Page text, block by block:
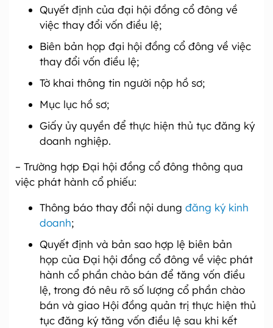
Quyết định của đại hội đồng cổ đông về
việc thay đổi vốn điều lệ;
Biên bản họp đại hội đồng cổ đông về việc
thay đổi vốn điều lệ;
Tờ khai thông tin người nộp hồ sơ;
Mục lục hồ sơ;
Giấy ủy quyền để thực hiện thủ tục đăng ký
doanh nghiệp.
– Trường hợp Đại hội đồng cổ đông thông qua
việc phát hành cổ phiếu:
Thông báo thay đổi nội dung đăng ký kinh
doanh;
Quyết định và bản sao hợp lệ biên bản
họp của Đại hội đồng cổ đông về việc phát
hành cổ phần chào bán để tăng vốn điều
lệ, trong đó nêu rõ số lượng cổ phần chào
bán và giao Hội đồng quản trị thực hiện thủ
tục đăng ký tăng vốn điều lệ sau khi kết